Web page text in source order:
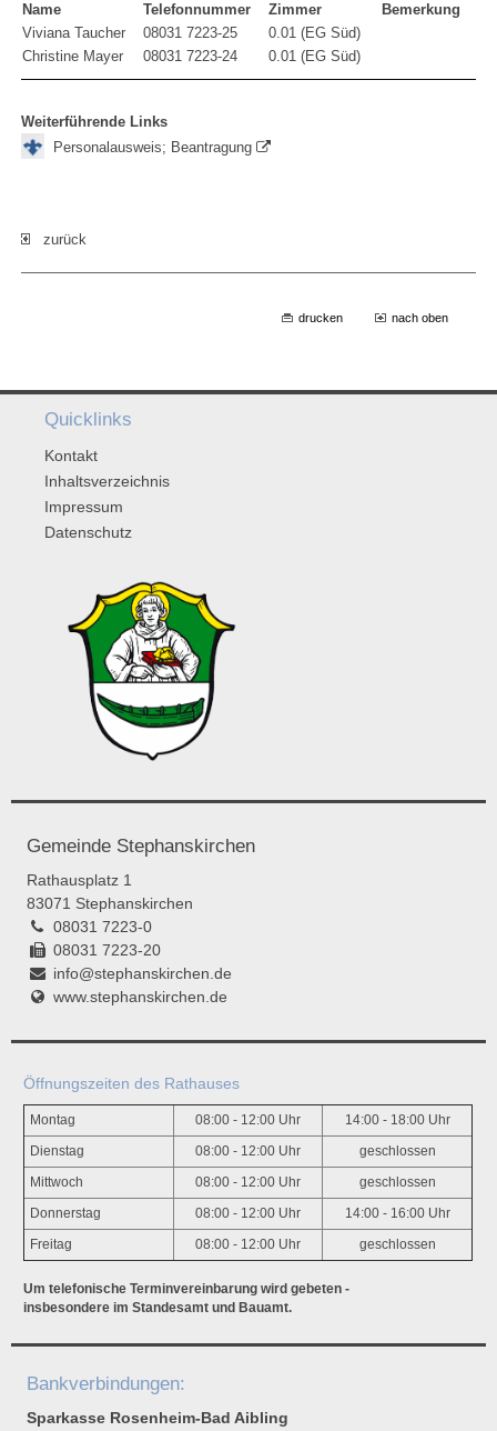
Name Telefonnummer Zimmer
Bemerkung
Viviana Taucher
08031 7223-25
0.01 (EG Süd)
Christine Mayer
08031 7223-24 0.01 (EG Süd)
Weiterführende Links
Personalausweis; Beantragung
zurück
drucken nach oben
Quicklinks
Kontakt
Inhaltsverzeichnis
Impressum
Datenschutz
Gemeinde Stephanskirchen
Rathausplatz 1
83071 Stephanskirchen
08031 7223-0
08031 7223-20
info@stephanskirchen.de
www.stephanskirchen.de
Öffnungszeiten des Rathauses
Montag 08:00 - 12:00 Uhr 14:00 - 18:00 Uhr
Dienstag 08:00 - 12:00 Uhr geschlossen
Mittwoch 08:00 - 12:00 Uhr geschlossen
Donnerstag 08:00 - 12:00 Uhr 14:00 - 16:00 Uhr
Freitag 08:00 - 12:00 Uhr geschlossen
Um telefonische Terminvereinbarung wird gebeten -
insbesondere im Standesamt und Bauamt.
Bankverbindungen:
Sparkasse Rosenheim-Bad Aibling